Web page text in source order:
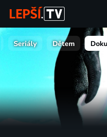
Seriály Dětem